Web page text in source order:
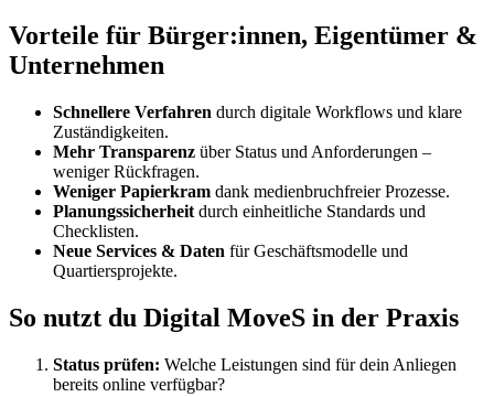
Vorteile für Bürger:innen, Eigentümer &
Unternehmen
Schnellere Verfahren durch digitale Workflows und klare
Zuständigkeiten.
Mehr Transparenz über Status und Anforderungen –
weniger Rückfragen.
Weniger Papierkram dank medienbruchfreier Prozesse.
Planungssicherheit durch einheitliche Standards und
Checklisten.
Neue Services & Daten für Geschäftsmodelle und
Quartiersprojekte.
So nutzt du Digital MoveS in der Praxis
Status prüfen: Welche Leistungen sind für dein Anliegen
bereits online verfügbar?